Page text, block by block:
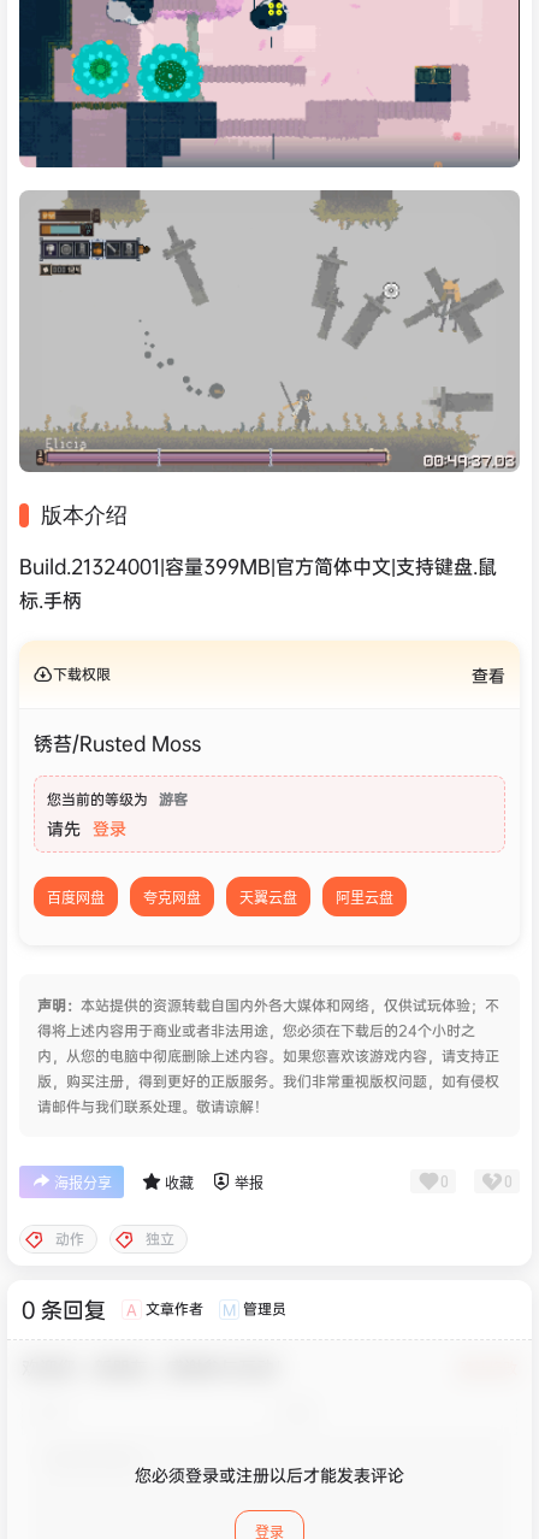
版本介绍
Build.21324001|容量399MB|官方简体中文|支持键盘.鼠
标.手柄
下载权限 查看
锈苔/Rusted Moss
您当前的等级为 游客
请先 登录
百度网盘 夸克网盘 天翼云盘 阿里云盘
声明： 本站提供的资源转载自国内外各大媒体和网络，仅供试玩体验；不
得将上述内容用于商业或者非法用途，您必须在下载后的24个小时之
内，从您的电脑中彻底删除上述内容。如果您喜欢该游戏内容，请支持正
版，购买注册，得到更好的正版服务。我们非常重视版权问题，如有侵权
请邮件与我们联系处理。敬请谅解！
海报分享 收藏 举报 0 0
动作 独立
0 条回复 A 文章作者 M 管理员
您必须登录或注册以后才能发表评论
登录